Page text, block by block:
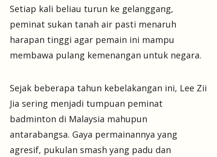
Setiap kali beliau turun ke gelanggang,
peminat sukan tanah air pasti menaruh
harapan tinggi agar pemain ini mampu
membawa pulang kemenangan untuk negara.
Sejak beberapa tahun kebelakangan ini, Lee Zii
Jia sering menjadi tumpuan peminat
badminton di Malaysia mahupun
antarabangsa. Gaya permainannya yang
agresif, pukulan smash yang padu dan